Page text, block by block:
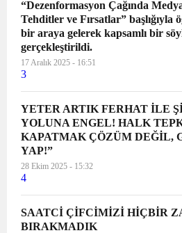
“Dezenformasyon Çağında
Tehditler ve Fırsatlar” başlığıyla
bir araya gelerek kapsamlı bir
gerçekleştirildi.
17 Aralık 2025 - 16:51
3
YETER ARTIK FERHAT İLE
YOLUNA ENGEL! HALK
KAPATMAK ÇÖZÜM DEĞİL,
YAP!”
28 Ekim 2025 - 15:32
4
SAATCİ ÇİFCİMİZİ HİÇBİR
BIRAKMADIK